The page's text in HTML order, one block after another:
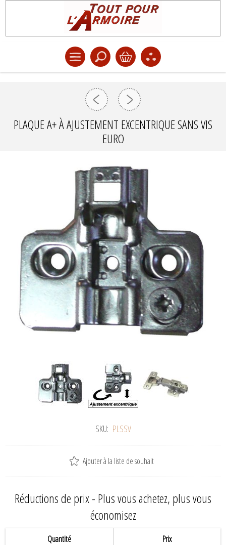
PLAQUE A+ À AJUSTEMENT EXCENTRIQUE SANS VIS
EURO
SKU: PLSSV
Ajouter à la liste de souhait
Réductions de prix - Plus vous achetez, plus vous
économisez
Quantité
Prix